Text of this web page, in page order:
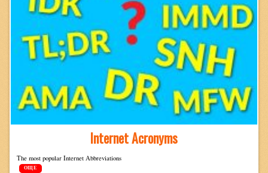
Internet Acronyms
The most pop­u­lar Inter­net Abbreviations
ОЩЕ